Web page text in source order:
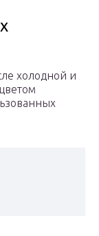
холодной и